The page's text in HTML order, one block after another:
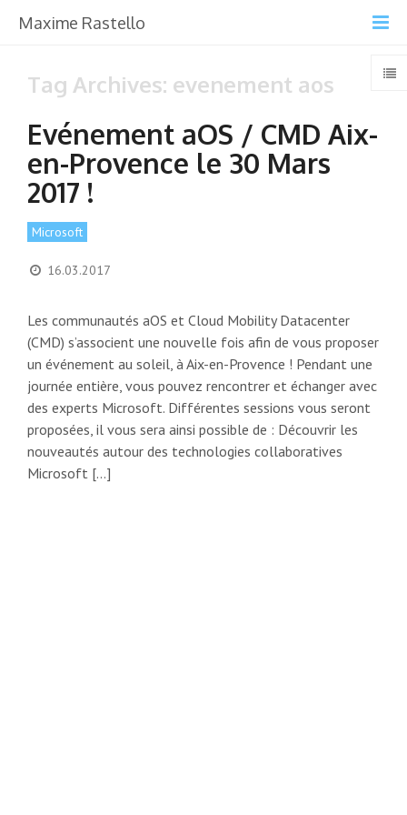
Maxime Rastello
Tag Archives: evenement aos
Evénement aOS / CMD Aix-
en-Provence le 30 Mars
2017 !
Microsoft
16.03.2017
Les communautés aOS et Cloud Mobility Datacenter
(CMD) s’associent une nouvelle fois afin de vous proposer
un événement au soleil, à Aix-en-Provence ! Pendant une
journée entière, vous pouvez rencontrer et échanger avec
des experts Microsoft. Différentes sessions vous seront
proposées, il vous sera ainsi possible de : Découvrir les
nouveautés autour des technologies collaboratives
Microsoft […]